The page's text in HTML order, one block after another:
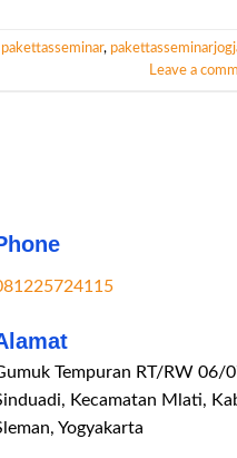
pakettasseminar,
Leave a
Tempuran RT/RW 06/
Kecamatan Mlati,
Yogyakarta